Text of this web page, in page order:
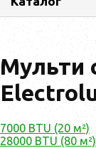
Мульти
7000 BTU (20 м²)
28000 BTU (80 м²)